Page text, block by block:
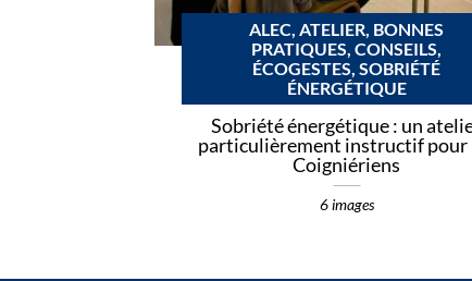
ALEC, ATELIER, BONNES
PRATIQUES, CONSEILS,
ÉCOGESTES, SOBRIÉTÉ
ÉNERGÉTIQUE
Sobriété énergétique : un
particulièrement instructif pour
Coigniériens
6 images